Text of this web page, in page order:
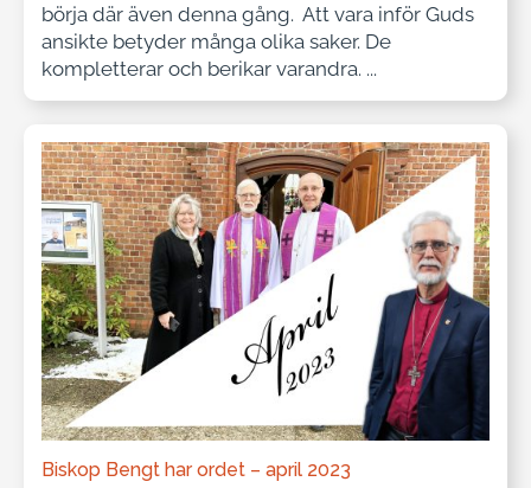
börja där även denna gång. Att vara inför Guds
ansikte betyder många olika saker. De
kompletterar och berikar varandra. ...
Biskop Bengt har ordet – april 2023